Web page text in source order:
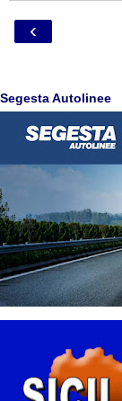
‹
Segesta Autolinee